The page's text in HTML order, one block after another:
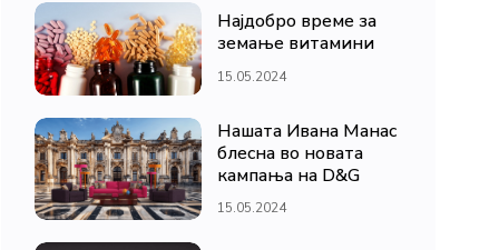
Најдобро време за
земање витамини
15.05.2024
Нашата Ивана Манас
блесна во новата
кампања на D&G
15.05.2024